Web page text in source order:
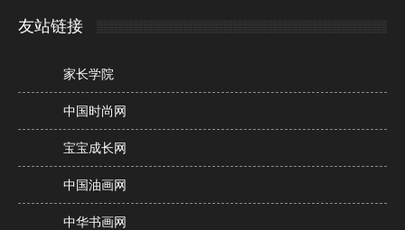
友站链接
家长学院
中国时尚网
宝宝成长网
中国油画网
中华书画网